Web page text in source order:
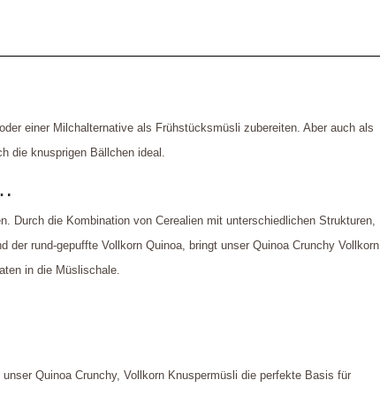
einer Milchalternative als Frühstücksmüsli zubereiten. Aber auch als
die knusprigen Bällchen ideal.
Durch die Kombination von Cerealien mit unterschiedlichen Strukturen,
der rund-gepuffte Vollkorn Quinoa, bringt unser Quinoa Crunchy Vollkorn
in die Müslischale.
Quinoa Crunchy, Vollkorn Knuspermüsli die perfekte Basis für